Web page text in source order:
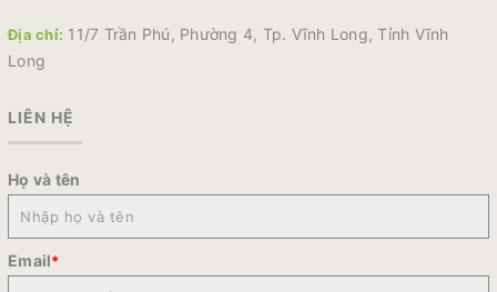
Địa chỉ: 11/7 Trần Phú, Phường 4, Tp. Vĩnh Long, Tỉnh Vĩnh
Long
LIÊN HỆ
Họ và tên
Email*